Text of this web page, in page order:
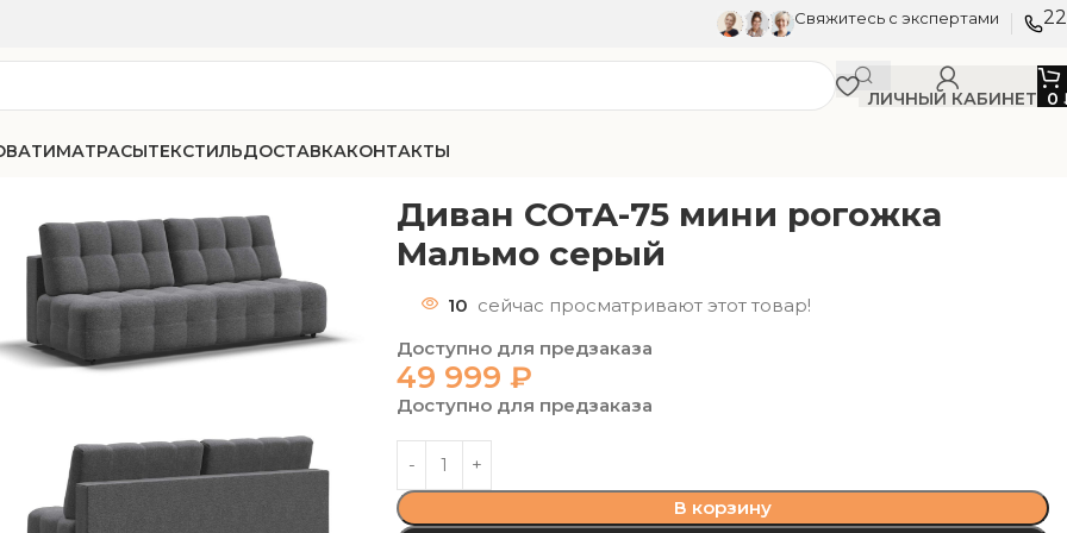
Свяжитесь с экспертами
ЛИЧНЫЙ КАБИНЕТ 0
МАТРАСЫТЕКСТИЛЬДОСТАВКАКОНТАКТЫ
Диван СОтА-75 мини рогожка
Мальмо серый
10 сейчас просматривают этот товар!
Доступно для предзаказа
49 999₽
Доступно для предзаказа
В корзину